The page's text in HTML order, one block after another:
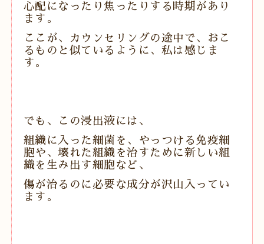
心配になったり焦ったりする時期があり
ます。
ここが、カウンセリングの途中で、おこ
るものと似ているように、私は感じま
す。
でも、この浸出液には、
組織に入った細菌を、やっつける免疫細
胞や、壊れた組織を治すために新しい組
織を生み出す細胞など、
傷が治るのに必要な成分が沢山入ってい
ます。